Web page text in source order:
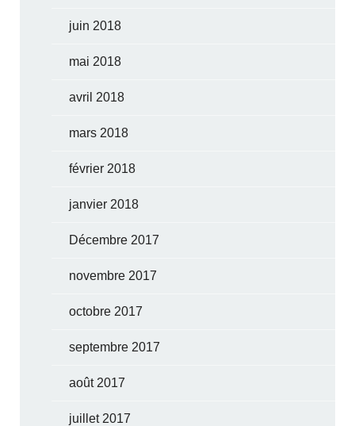
juin 2018
mai 2018
avril 2018
mars 2018
février 2018
janvier 2018
Décembre 2017
novembre 2017
octobre 2017
septembre 2017
août 2017
juillet 2017